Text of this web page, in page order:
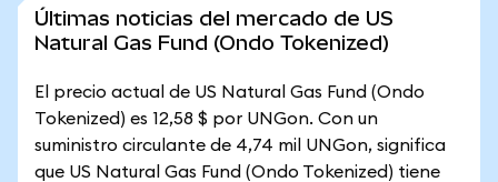
Últimas noticias del mercado de US
Natural Gas Fund (Ondo Tokenized)
El precio actual de US Natural Gas Fund (Ondo
Tokenized) es 12,58 $ por UNGon. Con un
suministro circulante de 4,74 mil UNGon, significa
que US Natural Gas Fund (Ondo Tokenized) tiene